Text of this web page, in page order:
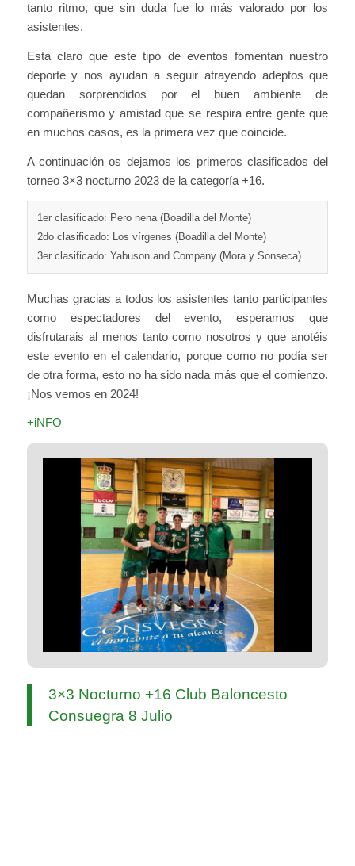
tanto ritmo, que sin duda fue lo más valorado por los
asistentes.
Esta claro que este tipo de eventos fomentan nuestro
deporte y nos ayudan a seguir atrayendo adeptos que
quedan sorprendidos por el buen ambiente de
compañerismo y amistad que se respira entre gente que
en muchos casos, es la primera vez que coincide.
A continuación os dejamos los primeros clasificados del
torneo 3×3 nocturno 2023 de la categoría +16.
1er clasificado: Pero nena (Boadilla del Monte)
2do clasificado: Los vírgenes (Boadilla del Monte)
3er clasificado: Yabuson and Company (Mora y Sonseca)
Muchas gracias a todos los asistentes tanto participantes
como espectadores del evento, esperamos que
disfrutarais al menos tanto como nosotros y que anotéis
este evento en el calendario, porque como no podía ser
de otra forma, esto no ha sido nada más que el comienzo.
¡Nos vemos en 2024!
+iNFO
3×3 Nocturno +16 Club Baloncesto
Consuegra 8 Julio